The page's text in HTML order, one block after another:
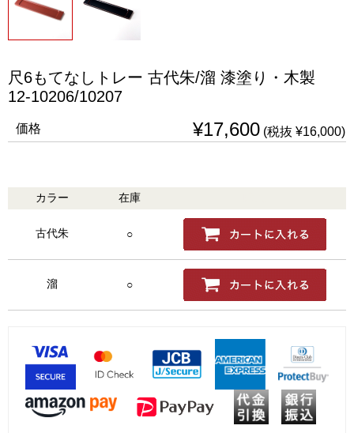
尺6もてなしトレー 古代朱/溜 漆塗り・木製
12-10206/10207
価格 ¥17,600 (税抜 ¥16,000)
カラー 在庫
古代朱 ○
溜 ○